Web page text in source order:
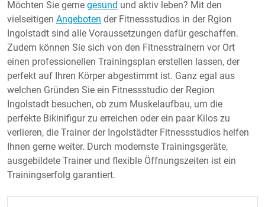
Möchten Sie gerne gesund und aktiv leben? Mit den
vielseitigen Angeboten der Fitnessstudios in der Rgion
Ingolstadt sind alle Voraussetzungen dafür geschaffen.
Zudem können Sie sich von den Fitnesstrainern vor Ort
einen professionellen Trainingsplan erstellen lassen, der
perfekt auf Ihren Körper abgestimmt ist. Ganz egal aus
welchen Gründen Sie ein Fitnessstudio der Region
Ingolstadt besuchen, ob zum Muskelaufbau, um die
perfekte Bikinifigur zu erreichen oder ein paar Kilos zu
verlieren, die Trainer der Ingolstädter Fitnessstudios helfen
Ihnen gerne weiter. Durch modernste Trainingsgeräte,
ausgebildete Trainer und flexible Öffnungszeiten ist ein
Trainingserfolg garantiert.